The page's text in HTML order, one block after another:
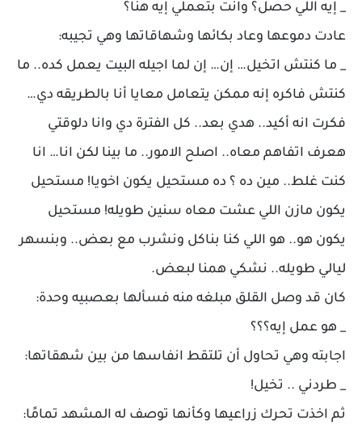
_ إيه اللي حصل؟ وانتَ بتعملي إيه هنا؟
عادت دموعها وعاد بكائها وشهاقاتها وهي تجيبه:
_ ما كنتش اتخيل… إن… إن لما اجيله البيت يعمل كده.. ما
كنتش فاكره إنه ممكن يتعامل معايا أنا بالطريقه دي…
فكرت انه أكيد.. هدي بعد.. كل الفترة دي وانا دلوقتي
هعرف اتفاهم معاه.. اصلح الامور.. ما بينا لكن انا… انا
كنت غلط.. مين ده ؟ ده مستحيل يكون اخويا! مستحيل
يكون مازن اللي عشت معاه سنين طويله! مستحيل
يكون هو.. هو اللي كنا بناكل ونشرب مع بعض.. وبنسهر
ليالي طويله.. نشكي همنا لبعض.
كان قد وصل القلق مبلغه منه فسألها بعصبيه وحدة:
_ هو عمل إيه؟؟؟
اجابته وهي تحاول أن تلتقط انفاسها من بين شهقاتها:
_ طردني .. تخيل!
ثم اخذت تحرك زراعيها وكأنها توصف له المشهد تمامًا: